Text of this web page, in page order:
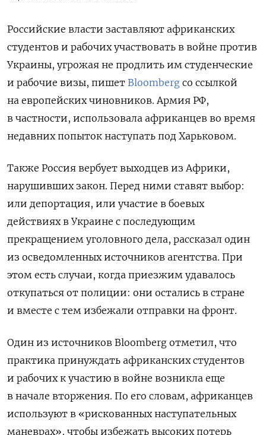
Российские власти заставляют африканских
студентов и рабочих участвовать в войне против
Украины, угрожая не продлить им студенческие
и рабочие визы, пишет Bloomberg со ссылкой
на европейских чиновников. Армия РФ,
в частности, использовала африканцев во время
недавних попыток наступать под Харьковом.
Также Россия вербует выходцев из Африки,
нарушивших закон. Перед ними ставят выбор:
или депортация, или участие в боевых
действиях в Украине с последующим
прекращением уголовного дела, рассказал один
из осведомленных источников агентства. При
этом есть случаи, когда приезжим удавалось
откупаться от полиции: они остались в стране
и вместе с тем избежали отправки на фронт.
Один из источников Bloomberg отметил, что
практика принуждать африканских студентов
и рабочих к участию в войне возникла еще
в начале вторжения. По его словам, африканцев
используют в «рискованных наступательных
маневрах», чтобы избежать высоких потерь